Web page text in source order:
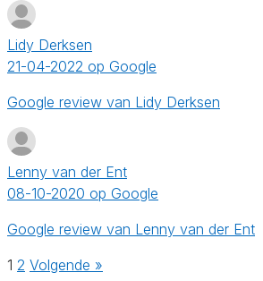
Lidy Derksen
21-04-2022 op Google
Google review van Lidy Derksen
Lenny van der Ent
08-10-2020 op Google
Google review van Lenny van der Ent
1 2 Volgende »